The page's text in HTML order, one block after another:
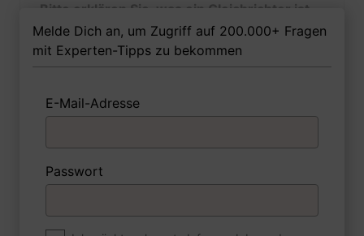
Bitte erklären Sie, was ein Gleichrichter ist
und welche Arten von Gleichrichtern es
gibt.
Premium
Melde Dich an, um Zugriff auf 200.000+ Fragen
mit Experten-Tipps zu bekommen
E-Mail-Adresse
Passwort